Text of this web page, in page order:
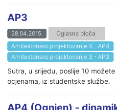
AP3
28.04.2015.
Oglasna ploča
Arhitektonsko projektovanje 4 - AP4
Arhitektonsko projektovanje 3 - AP3
Sutra, u srijedu, poslije 10
ocjenama, iz studentske službe.
AP4 (Ognjen) -